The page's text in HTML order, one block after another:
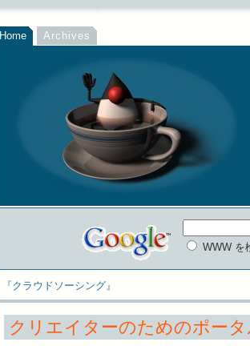
Home Archives
WWW を
『クラウドソーシング』
クリエイターのためのポー